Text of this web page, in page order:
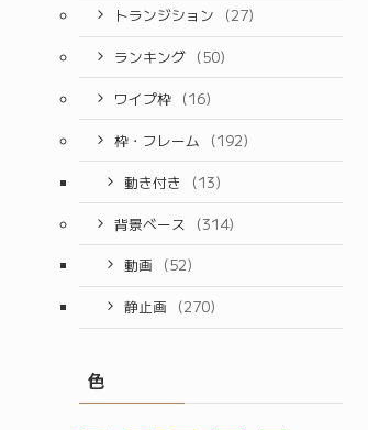
トランジション
(27)
ランキング (50)
ワイプ枠 (16)
枠・フレーム
(192)
動き付き
(13)
背景ベース
(314)
動画
(52)
静止画
(270)
色